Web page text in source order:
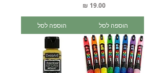
מחיר
הוספה לסל הוספה לסל